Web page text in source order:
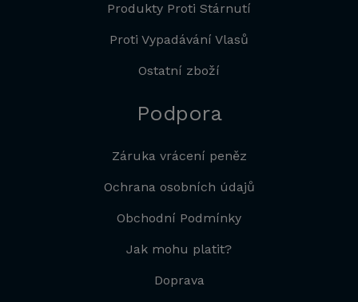
Produkty Proti Stárnutí
Proti Vypadávání Vlasů
Ostatní zboží
Podpora
Záruka vrácení peněz
Ochrana osobních údajů
Obchodní Podmínky
Jak mohu platit?
Doprava